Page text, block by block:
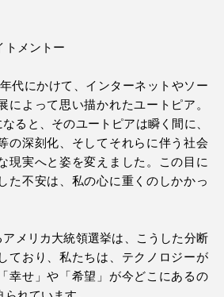
トメントー
にかけて、インターネットやソー
によって思い描かれたユートピア。
ると、そのユートピアは瞬く間に、
の深刻化、そしてそれらに伴う社会
現実へと姿を変えました。この目に
た不安は、私の心に重くのしかかっ
アメリカ大統領選挙は、こうした分断
ており、私たちは、テクノロジーが
幸せ」や「希望」が今どこにあるの